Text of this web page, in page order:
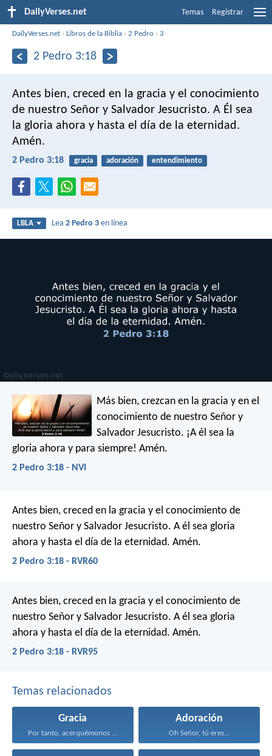
DailyVerses.net Temas Registrar
DailyVerses.net ›Libros de la Biblia ›2 Pedro ›3
2 Pedro 3:18
Antes bien, creced en la gracia y el conocimiento
de nuestro Señor y Salvador Jesucristo. A Él sea
la gloria ahora y hasta el día de la eternidad.
Amén.
2 Pedro 3:18 gracia adoración entendimiento
LBLA Lea2 Pedro 3 en línea
Más bien, crezcan en la gracia y en el
conocimiento de nuestro Señor y
Salvador Jesucristo. ¡A él sea la
gloria ahora y para siempre! Amén.
2 Pedro 3:18 - NVI
Antes bien, creced en la gracia y el conocimiento de
nuestro Señor y Salvador Jesucristo. A él sea gloria
ahora y hasta el día de la eternidad. Amén.
2 Pedro 3:18 - RVR60
Antes bien, creced en la gracia y el conocimiento de
nuestro Señor y Salvador Jesucristo. A él sea gloria
ahora y hasta el día de la eternidad. Amén.
2 Pedro 3:18 - RVR95
Temas relacionados
Gracia
Por tanto, acerquémonos con...
Adoración
Oh Señor, tú eres...